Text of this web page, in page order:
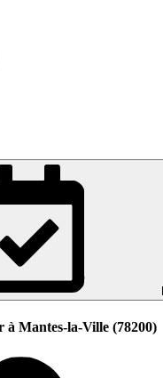
Mantes-la-Ville (78200)